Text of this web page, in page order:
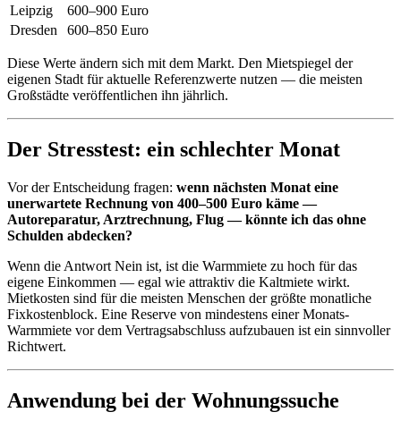
Leipzig
600–900 Euro
Dresden
600–850 Euro
Diese Werte ändern sich mit dem Markt. Den Mietspiegel der
eigenen Stadt für aktuelle Referenzwerte nutzen — die meisten
Großstädte veröffentlichen ihn jährlich.
Der Stresstest: ein schlechter Monat
Vor der Entscheidung fragen: wenn nächsten Monat eine
unerwartete Rechnung von 400–500 Euro käme —
Autoreparatur, Arztrechnung, Flug — könnte ich das ohne
Schulden abdecken?
Wenn die Antwort Nein ist, ist die Warmmiete zu hoch für das
eigene Einkommen — egal wie attraktiv die Kaltmiete wirkt.
Mietkosten sind für die meisten Menschen der größte monatliche
Fixkostenblock. Eine Reserve von mindestens einer Monats-
Warmmiete vor dem Vertragsabschluss aufzubauen ist ein sinnvoller
Richtwert.
Anwendung bei der Wohnungssuche